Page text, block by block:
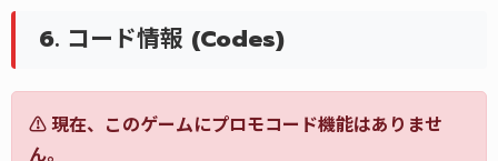
6. コード情報 (Codes)
⚠️ 現在、このゲームにプロモコード機能はありませ
ん。